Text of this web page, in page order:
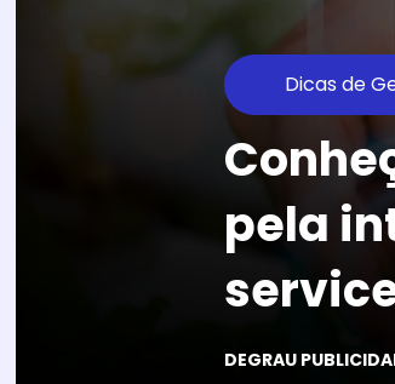
Dicas de
pela
DEGRAU